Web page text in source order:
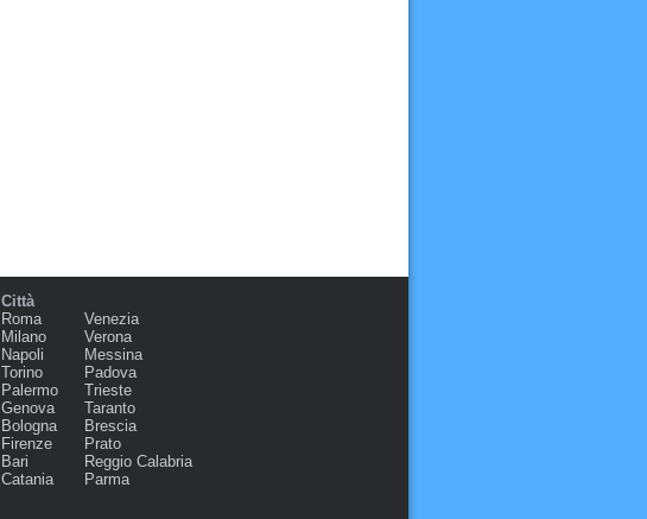
Città
Roma
Milano
Napoli
Torino
Palermo
Genova
Bologna
Firenze
Bari
Catania
Venezia
Verona
Messina
Padova
Trieste
Taranto
Brescia
Prato
Reggio Calabria
Parma